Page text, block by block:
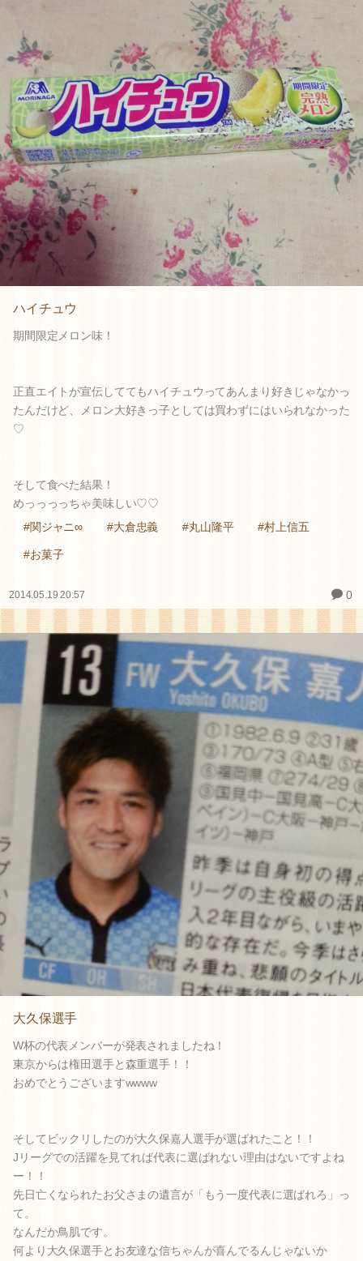
ハイチュウ
期間限定メロン味！
正直エイトが宣伝しててもハイチュウってあんまり好きじゃなかっ
たんだけど、メロン大好きっ子としては買わずにはいられなかった
♡
そして食べた結果！
めっっっっちゃ美味しい♡♡
#関ジャニ∞
#大倉忠義 #丸山隆平 #村上信五
#お菓子
2014.05.19 20:57 0
大久保選手
W杯の代表メンバーが発表されましたね！
東京からは権田選手と森重選手！！
おめでとうございますwwww
そしてビックリしたのが大久保嘉人選手が選ばれたこと！！
Jリーグでの活躍を見てれば代表に選ばれない理由はないですよね
ー！！
先日亡くなられたお父さまの遺言が「もう一度代表に選ばれろ」っ
て。
なんだか鳥肌です。
何より大久保選手とお友達な信ちゃんが喜んでるんじゃないか